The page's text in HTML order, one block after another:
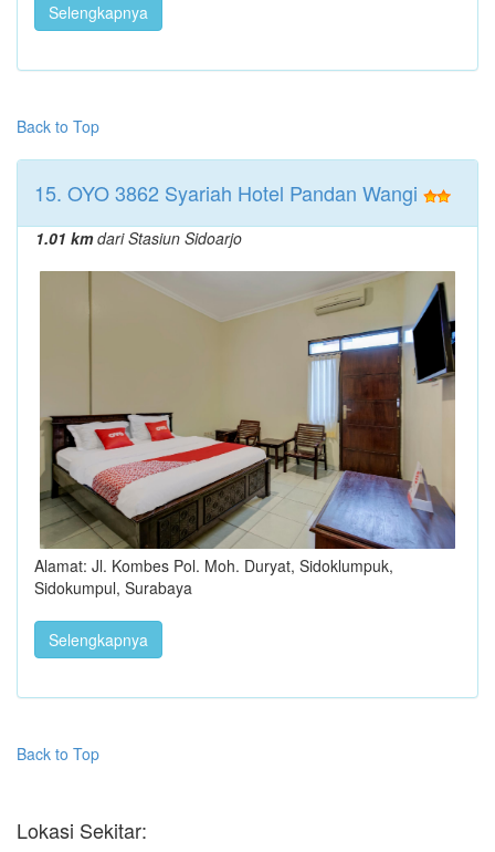
Selengkapnya
Back to Top
15. OYO 3862 Syariah Hotel Pandan Wangi
1.01 kmdari Stasiun Sidoarjo
Alamat: Jl. Kombes Pol. Moh. Duryat, Sidoklumpuk,
Sidokumpul, Surabaya
Selengkapnya
Back to Top
Lokasi Sekitar: